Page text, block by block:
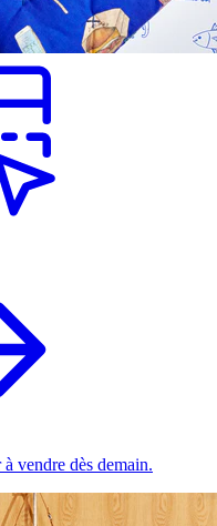
vendre dès demain.